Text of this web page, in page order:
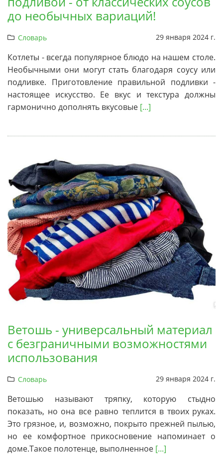
до необычных вариаций!
Словарь 29 января 2024 г.
Котлеты - всегда популярное блюдо на нашем столе.
Необычными они могут стать благодаря соусу или
подливке. Приготовление правильной подливки -
настоящее искусство. Ее вкус и текстура должны
гармонично дополнять вкусовые [...]
Ветошь - универсальный материал
с безграничными возможностями
использования
Словарь 29 января 2024 г.
Ветошью называют тряпку, которую стыдно
показать, но она все равно теплится в твоих руках.
Это грязное, и, возможно, покрыто прежней пылью,
но ее комфортное прикосновение напоминает о
доме.Такое полотенце, выполненное [...]